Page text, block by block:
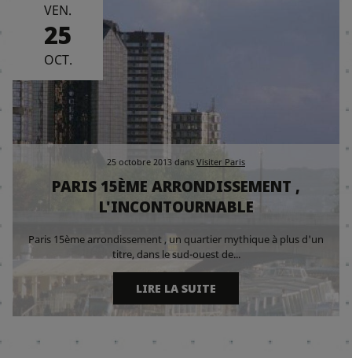
VEN.
25
OCT.
25 octobre 2013 dans Visiter Paris
PARIS 15ÈME ARRONDISSEMENT ,
L'INCONTOURNABLE
Paris 15ème arrondissement , un quartier mythique à plus d'un
titre, dans le sud-ouest de...
LIRE LA SUITE